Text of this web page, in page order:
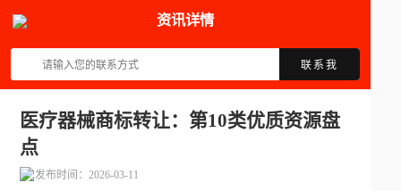
资讯详情
联系我
医疗器械商标转让：第10类优质资源盘
点
发布时间：2026-03-11